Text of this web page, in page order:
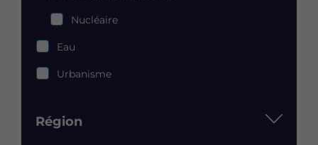
Nucléaire
Eau
Urbanisme
Région